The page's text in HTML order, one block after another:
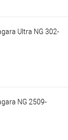
Ultra NG 302-
NG 2509-